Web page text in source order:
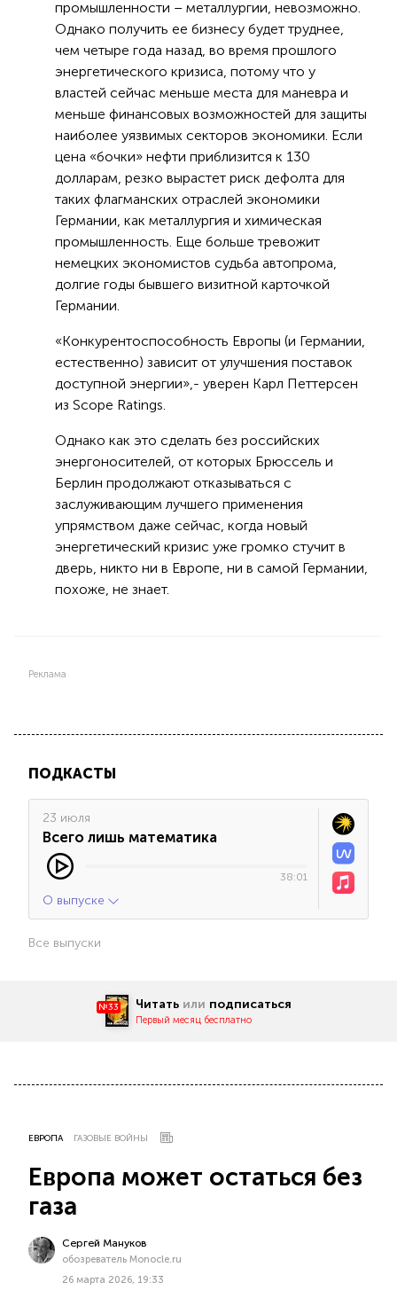
промышленности – металлургии, невозможно.
Однако получить ее бизнесу будет труднее,
чем четыре года назад, во время прошлого
энергетического кризиса, потому что у
властей сейчас меньше места для маневра и
меньше финансовых возможностей для защиты
наиболее уязвимых секторов экономики. Если
цена «бочки» нефти приблизится к 130
долларам, резко вырастет риск дефолта для
таких флагманских отраслей экономики
Германии, как металлургия и химическая
промышленность. Еще больше тревожит
немецких экономистов судьба автопрома,
долгие годы бывшего визитной карточкой
Германии.
«Конкурентоспособность Европы (и Германии,
естественно) зависит от улучшения поставок
доступной энергии»,- уверен Карл Петтерсен
из Scope Ratings.
Однако как это сделать без российских
энергоносителей, от которых Брюссель и
Берлин продолжают отказываться с
заслуживающим лучшего применения
упрямством даже сейчас, когда новый
энергетический кризис уже громко стучит в
дверь, никто ни в Европе, ни в самой Германии,
похоже, не знает.
Реклама
ПОДКАСТЫ
23 июля
Всего лишь математика
38:01
О выпуске
Все выпуски
№33 Читать или подписаться
Первый месяц бесплатно
ЕВРОПА ГАЗОВЫЕ ВОЙНЫ
Европа может остаться без
газа
Сергей Мануков
обозреватель Monocle.ru
26 марта 2026, 19:33